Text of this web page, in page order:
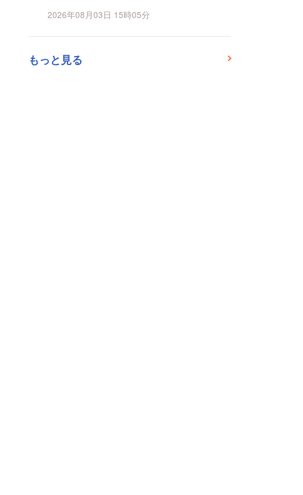
2026年08月03日 15時05分
もっと見る